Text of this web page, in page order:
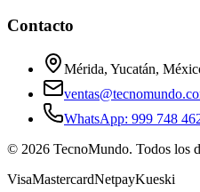
Contacto
Mérida, Yucatán,
WhatsApp: 999 748
© 2026 TecnoMundo. Todos los
VisaMastercardNetpayKueski